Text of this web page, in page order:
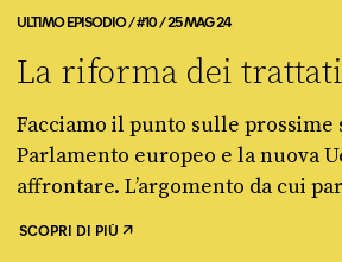
ULTIMO EPISODIO / #10 / 25 MAG 24
La riforma dei
Facciamo il punto sulle prossime
Parlamento europeo e la nuova
affrontare. L’argomento da cui
pochino tecnico, ma è forse il più
SCOPRI DI PIÙ